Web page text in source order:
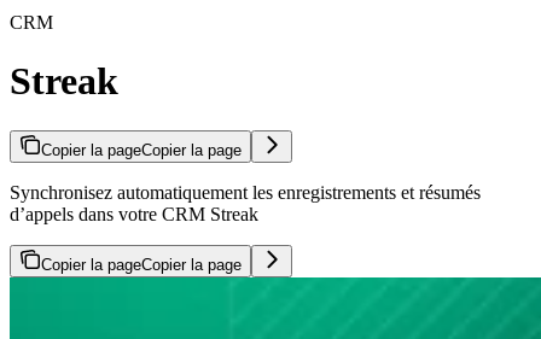
CRM
Streak
Copier la pageCopier la page
Synchronisez automatiquement les enregistrements et résumés
d’appels dans votre CRM Streak
Copier la pageCopier la page